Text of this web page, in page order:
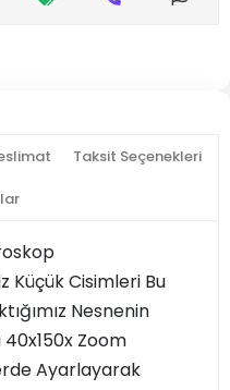
Taksit Seçenekleri
Küçük Cisimleri Bu
Nesnenin
Zoom
Ayarlayarak